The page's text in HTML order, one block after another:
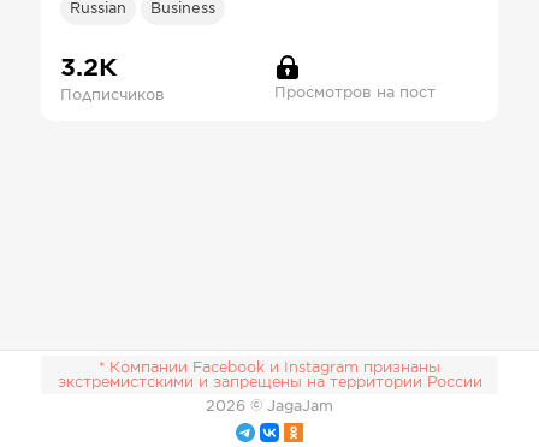
Russian Business
3.2К
Подписчиков Просмотров на пост
* Компании Facebook и Instagram признаны
экстремистскими и запрещены на территории России
2026 © JagaJam